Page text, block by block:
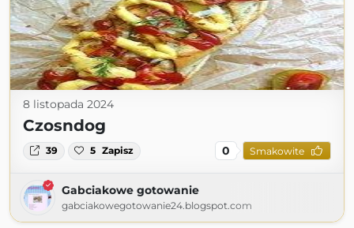
8 listopada 2024
Czosndog
39 5 Zapisz 0 Smakowite
Gabciakowe gotowanie
gabciakowegotowanie24.blogspot.com